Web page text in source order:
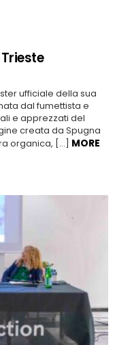
ufficiale della sua
dal fumettista e
e apprezzati del
creata da Spugna
organica, […] MORE